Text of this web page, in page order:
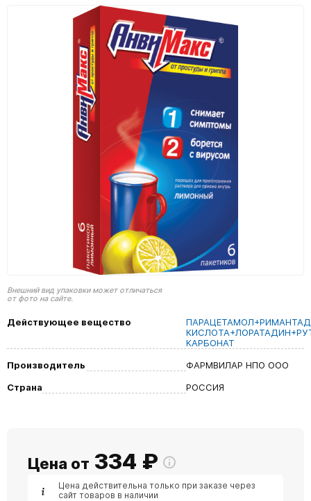
Внешний вид упаковки может отличаться
от фото на сайте.
Действующее вещество
КАРБОНАТ
Производитель
ФАРМВИЛАР НПО ООО
Страна
РОССИЯ
Цена от 334 ₽
Цена действительна только при заказе через
сайт товаров в наличии